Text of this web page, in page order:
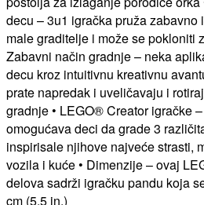
decu – 3u1 igračka pruža
male graditelje i može se pokloniti
Zabavni način gradnje – neka
decu kroz intuitivnu kreativnu
prate napredak i uveličavaju i
gradnje • LEGO® Creator igračke
omogućava deci da grade 3
inspirisale njihove najveće strasti,
vozila i kuće • Dimenzije – ovaj
delova sadrži igračku pandu koja
cm (5,5 in.)